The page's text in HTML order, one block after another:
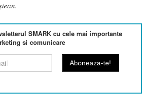
SMARK cu cele mai importante
si comunicare